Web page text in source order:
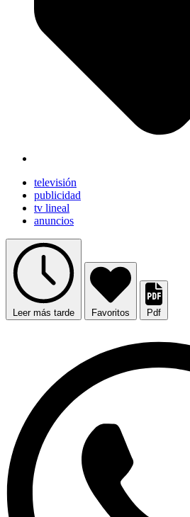
televisión
publicidad
tv lineal
anuncios
Leer más tarde Favoritos Pdf